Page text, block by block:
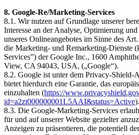
8. Google-Re/Marketing-Services
8.1. Wir nutzen auf Grundlage unserer
Interesse an der Analyse, Optimierung
unseres Onlineangebotes im Sinne des
die Marketing- und Remarketing-Dienste
Services”) der Google Inc., 1600
View, CA 94043, USA, („Google“).
8.2. Google ist unter dem Privacy-Shield-
bietet hierdurch eine Garantie, das
einzuhalten (https://
id=a2zt000000001L5AAI&status=Active).
8.3. Die Google-Marketing-Services
für und auf unserer Website gezielter
Anzeigen zu präsentieren, die potentiell